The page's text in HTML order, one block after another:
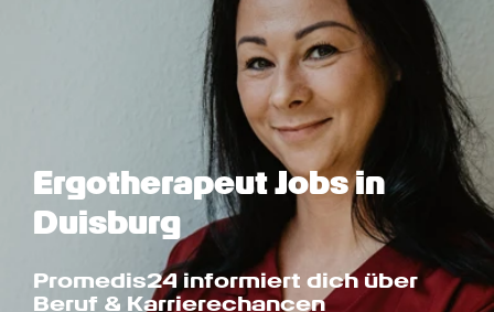
Ergotherapeut Jobs in
Duisburg
Promedis24 informiert dich über
Beruf & Karrierechancen